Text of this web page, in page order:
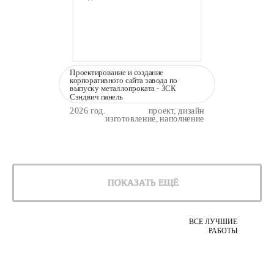
Проектирование и создание
корпоративного сайта завода по
выпуску металлопроката - ЗСК
Сэндвич панель
2026 год.
проект, дизайн
изготовление, наполнение
ПОКАЗАТЬ ЕЩЁ
ВСЕ ЛУЧШИЕ
РАБОТЫ